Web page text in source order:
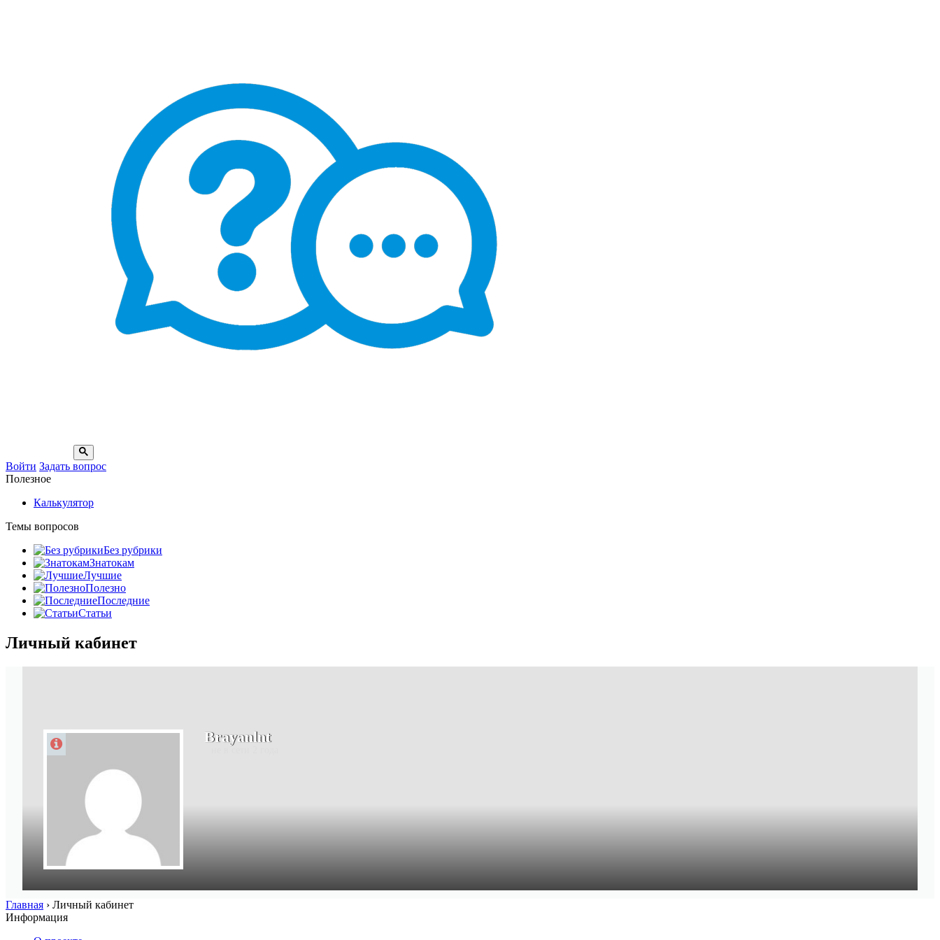
Войти Задать вопрос
Полезное
Калькулятор
Темы вопросов
Без рубрики
Знатокам
Лучшие
Полезно
Последние
Статьи
Личный кабинет
Brayanlnt
Главная › Личный кабинет
Информация